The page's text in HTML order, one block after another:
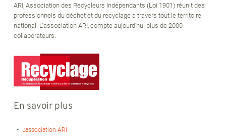
ARI, Association des Recycleurs Indépendants (Loi 1901) réunit des
professionnels du déchet et du recyclage à travers tout le territoire
national. L''association ARI, compte aujourd'hui plus de 2000
collaborateurs.
En savoir plus
L’association ARI